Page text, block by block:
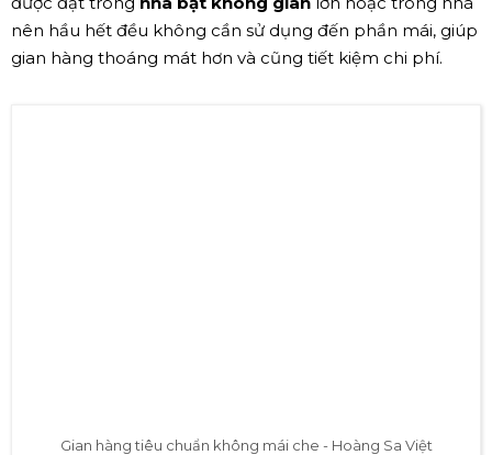
nên hầu hết đều không cần sử dụng đến phần mái, giúp
gian hàng thoáng mát hơn và cũng tiết kiệm chi phí.
Gian hàng tiêu chuẩn không mái che - Hoàng Sa Việt